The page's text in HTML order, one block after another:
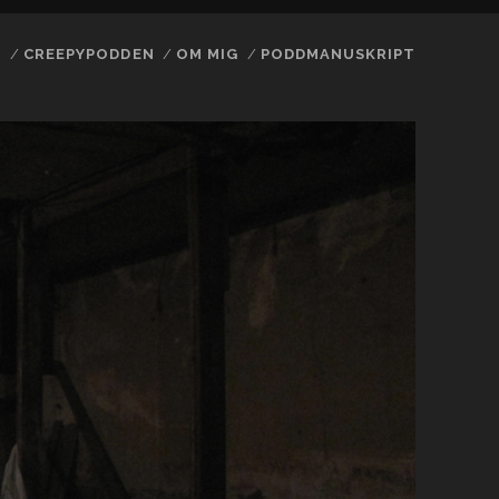
CREEPYPODDEN OM MIG PODDMANUSKRIPT